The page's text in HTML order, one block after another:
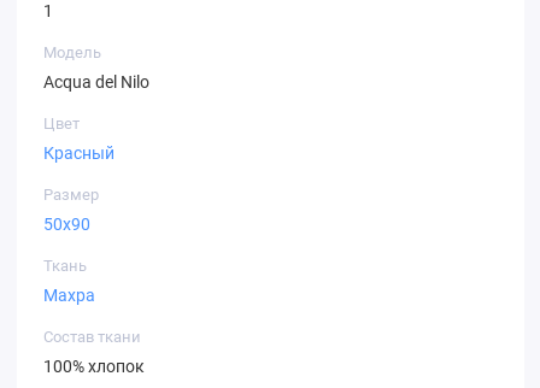
1
Модель
Acqua del Nilo
Цвет
Красный
Размер
50х90
Ткань
Махра
Состав ткани
100% хлопок